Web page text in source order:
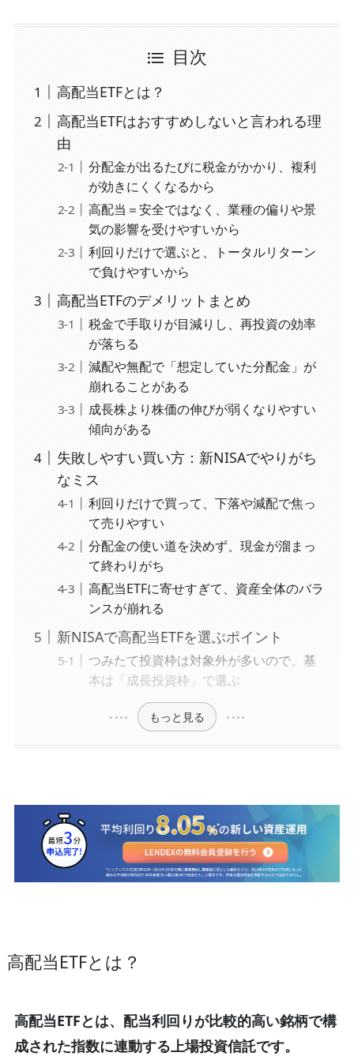
目次
高配当ETFとは？
高配当ETFはおすすめしないと言われる理
由
分配金が出るたびに税金がかかり、複利
が効きにくくなるから
高配当＝安全ではなく、業種の偏りや景
気の影響を受けやすいから
利回りだけで選ぶと、トータルリターン
で負けやすいから
高配当ETFのデメリットまとめ
税金で手取りが目減りし、再投資の効率
が落ちる
減配や無配で「想定していた分配金」が
崩れることがある
成長株より株価の伸びが弱くなりやすい
傾向がある
失敗しやすい買い方：新NISAでやりがち
なミス
利回りだけで買って、下落や減配で焦っ
て売りやすい
分配金の使い道を決めず、現金が溜まっ
て終わりがち
高配当ETFに寄せすぎて、資産全体のバラ
ンスが崩れる
新NISAで高配当ETFを選ぶポイント
つみたて投資枠は対象外が多いので、基
本は「成長投資枠」で選ぶ
もっと見る
高配当ETFとは？
高配当ETFとは、配当利回りが比較的高い銘柄で構
成された指数に連動する上場投資信託です。